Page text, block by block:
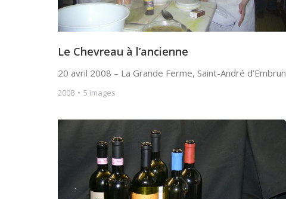
Le Chevreau à l’ancienne
20 avril 2008 – La Grande Ferme, Saint-André d’Embrun
2008 5 images